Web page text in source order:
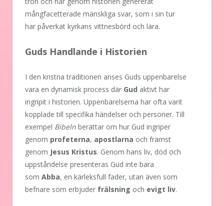
mångfacetterade mänskliga svar, som i sin tur
har påverkat kyrkans vittnesbörd och lära.
Guds Handlande i Historien
I den kristna traditionen anses Guds uppenbarelse
vara en dynamisk process där Gud aktivt har
ingripit i historien. Uppenbarelserna har ofta varit
kopplade till specifika händelser och personer. Till
exempel Bibeln berättar om hur Gud ingriper
genom profeterna, apostlarna och främst
genom Jesus Kristus. Genom hans liv, död och
uppståndelse presenteras Gud inte bara
som Abba, en kärleksfull fader, utan även som
befriare som erbjuder frälsning och evigt liv.